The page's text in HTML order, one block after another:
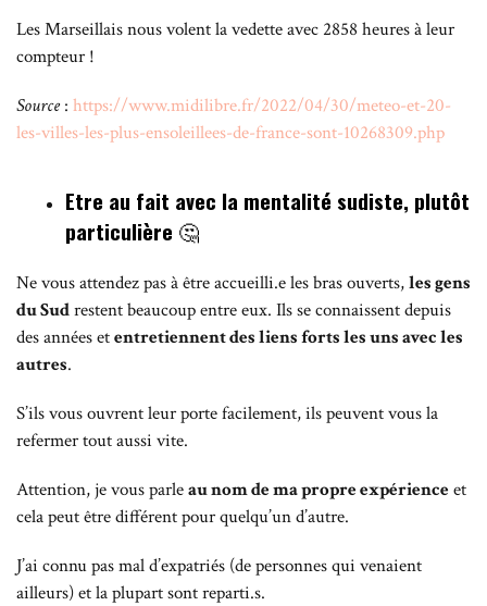
Les Marseillais nous volent la vedette avec 2858 heures à leur
compteur !
Source : https://www.midilibre.fr/2022/04/30/meteo-et-20-
les-villes-les-plus-ensoleillees-de-france-sont-10268309.php
Etre au fait avec la mentalité sudiste, plutôt
particulière 🤔
Ne vous attendez pas à être accueilli.e les bras ouverts,les gens
du Sudrestent beaucoup entre eux. Ils se connaissent depuis
des années etentretiennent des liens forts les uns avec les
autres.
S’ils vous ouvrent leur porte facilement, ils peuvent vous la
refermer tout aussi vite.
Attention, je vous parleau nom de ma propre expérienceet
cela peut être différent pour quelqu’un d’autre.
J’ai connu pas mal d’expatriés (de personnes qui venaient
ailleurs) et la plupart sont reparti.s.